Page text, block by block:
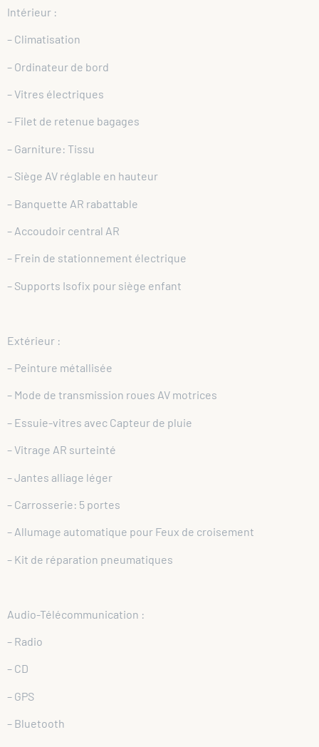
Intérieur :
– Climatisation
– Ordinateur de bord
– Vitres électriques
– Filet de retenue bagages
– Garniture: Tissu
– Siège AV réglable en hauteur
– Banquette AR rabattable
– Accoudoir central AR
– Frein de stationnement électrique
– Supports Isofix pour siège enfant
Extérieur :
– Peinture métallisée
– Mode de transmission roues AV motrices
– Essuie-vitres avec Capteur de pluie
– Vitrage AR surteinté
– Jantes alliage léger
– Carrosserie: 5 portes
– Allumage automatique pour Feux de croisement
– Kit de réparation pneumatiques
Audio-Télécommunication :
– Radio
– CD
– GPS
– Bluetooth